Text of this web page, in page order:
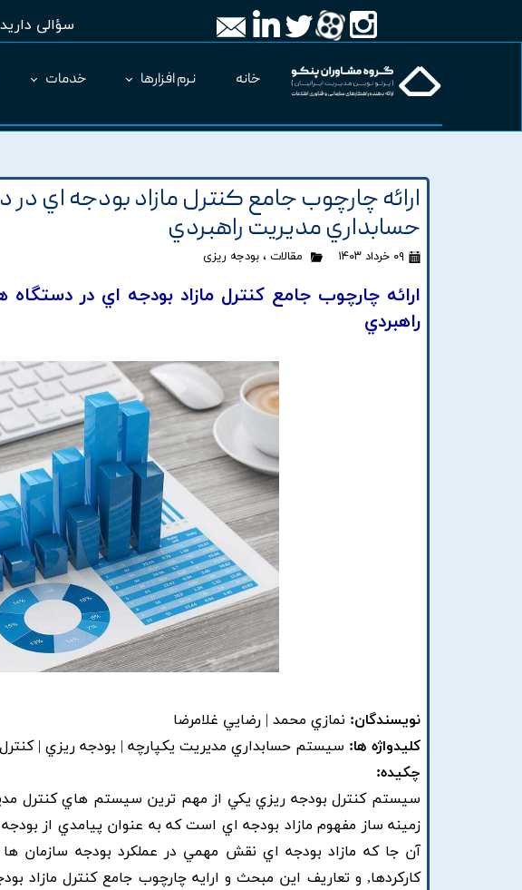
سؤالی دارید؟
خانه نرم افزارها خدمات
ارائه چارچوب جامع کنترل مازاد بودجه اي در
حسابداري مديريت راهبردي
۰۹ خرداد ۱۴۰۳ مقالات ، بودجه ریزی
ارائه چارچوب جامع کنترل مازاد بودجه اي در
راهبردي
نویسندگان: نمازي محمد | رضايي غلامرضا
کلیدواژه ها: سيستم حسابداري مديريت يکپارچه | بودجه ريزي |
چکیده:
سيستم کنترل بودجه ريزي يکي از مهم ترين سيستم هاي کنترل
زمينه ساز مفهوم مازاد بودجه اي است که به عنوان پيامدي از
آن جا که مازاد بودجه اي نقش مهمي در عملکرد بودجه سازمان
کارکردها, و تعاريف اين مبحث و ارايه چارچوب جامع کنترل مازاد